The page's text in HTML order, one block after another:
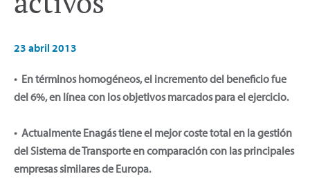
23 abril 2013
• En términos homogéneos, el incremento del beneficio fue
del 6%, en línea con los objetivos marcados para el ejercicio.
• Actualmente Enagás tiene el mejor coste total en la gestión
del Sistema de Transporte en comparación con las principales
empresas similares de Europa.